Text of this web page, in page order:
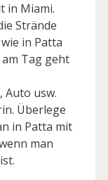
in Miami.
Strände
in Patta
Tag geht
Auto usw.
Überlege
in Patta mit
man